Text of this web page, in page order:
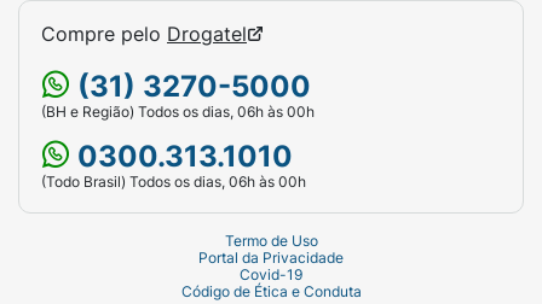
Compre pelo Drogatel
(31) 3270-5000
(BH e Região) Todos os dias, 06h às 00h
0300.313.1010
(Todo Brasil) Todos os dias, 06h às 00h
Termo de Uso
Portal da Privacidade
Covid-19
Código de Ética e Conduta